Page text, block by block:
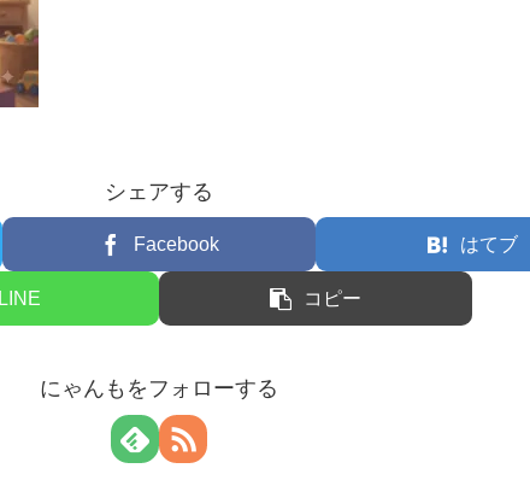
シェアする
Facebook はてブ
LINE コピー
にゃんもをフォローする